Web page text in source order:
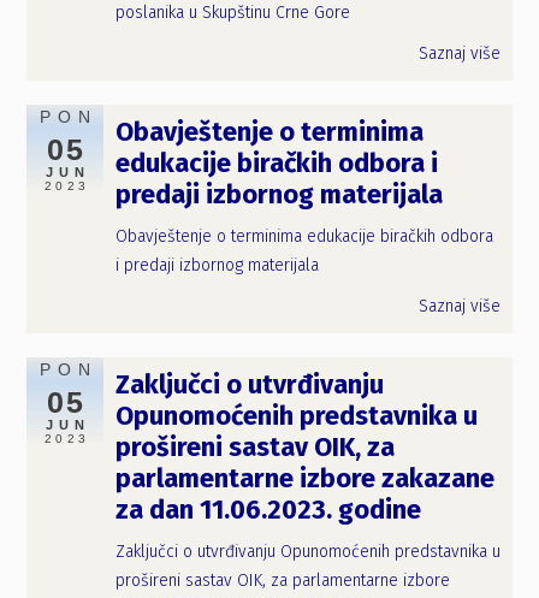
poslanika u Skupštinu Crne Gore
Saznaj više
PON
05
JUN
2023
Obavještenje o terminima
edukacije biračkih odbora i
predaji izbornog materijala
Obavještenje o terminima edukacije biračkih odbora
i predaji izbornog materijala
Saznaj više
PON
05
JUN
2023
Zaključci o utvrđivanju
Opunomoćenih predstavnika u
prošireni sastav OIK, za
parlamentarne izbore zakazane
za dan 11.06.2023. godine
Zaključci o utvrđivanju Opunomoćenih predstavnika u
prošireni sastav OIK, za parlamentarne izbore